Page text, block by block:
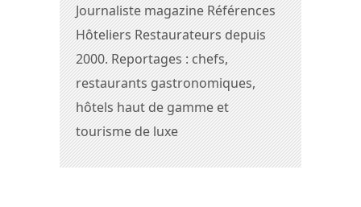
Journaliste magazine Références
Hôteliers Restaurateurs depuis
2000. Reportages : chefs,
restaurants gastronomiques,
hôtels haut de gamme et
tourisme de luxe